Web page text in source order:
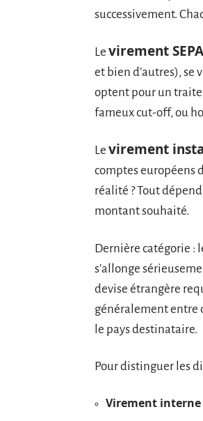
successivement.
Le virement SEPA
et bien d’autres), se
optent pour un
fameux cut-off, ou
Le virement
comptes européens
réalité ? Tout
montant souhaité.
Dernière catégorie :
s’allonge
devise étrangère
généralement entre
le pays destinataire.
Pour distinguer les
Virement interne